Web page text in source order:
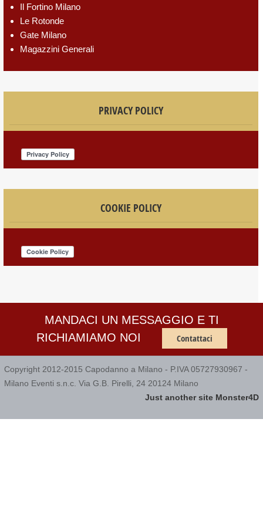
Il Fortino Milano
Le Rotonde
Gate Milano
Magazzini Generali
PRIVACY POLICY
COOKIE POLICY
MANDACI UN MESSAGGIO E TI
RICHIAMIAMO NOI
Contattaci
Copyright 2012-2015 Capodanno a Milano - P.IVA 05727930967 -
Milano Eventi s.n.c. Via G.B. Pirelli, 24 20124 Milano
Just another site Monster4D